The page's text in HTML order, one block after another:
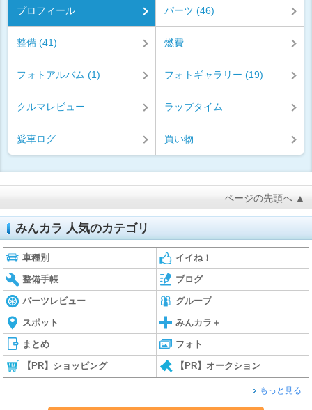
プロフィール パーツ (46)
整備 (41) 燃費
フォトアルバム (1) フォトギャラリー (19)
クルマレビュー ラップタイム
愛車ログ 買い物
ページの先頭へ ▲
みんカラ 人気のカテゴリ
車種別 イイね！
整備手帳 ブログ
パーツレビュー グループ
スポット みんカラ＋
まとめ フォト
【PR】ショッピング 【PR】オークション
もっと見る